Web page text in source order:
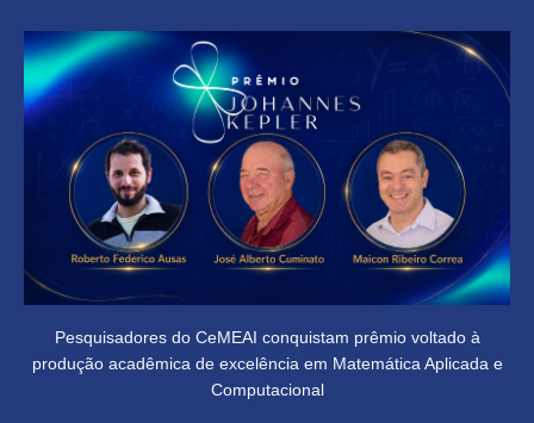
Pesquisadores do CeMEAI conquistam prêmio voltado à
produção acadêmica de excelência em Matemática Aplicada e
Computacional